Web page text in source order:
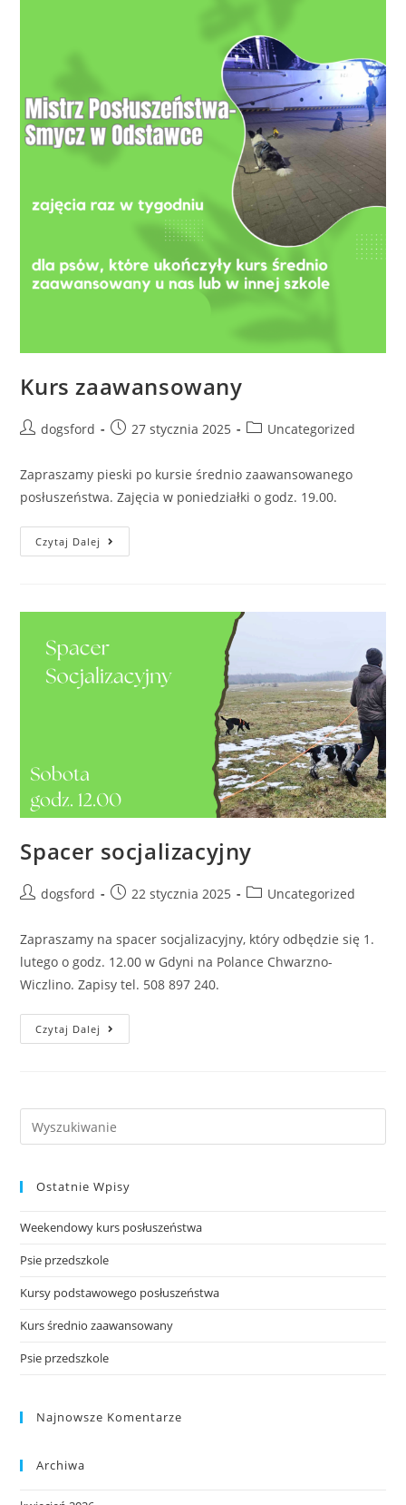
Kurs zaawansowany
Postdogsford
Post27 stycznia 2025
PostUncategorized
Zapraszamy pieski po kursie średnio zaawansowanego
posłuszeństwa. Zajęcia w poniedziałki o godz. 19.00.
Czytaj Dalej Kurs
Zaawansowany
Spacer socjalizacyjny
Postdogsford
Post22 stycznia 2025
PostUncategorized
Zapraszamy na spacer socjalizacyjny, który odbędzie się 1.
lutego o godz. 12.00 w Gdyni na Polance Chwarzno-
Wiczlino. Zapisy tel. 508 897 240.
Czytaj Dalej Spacer
Socjalizacyjny
Search
this
Ostatnie Wpisy
Weekendowy kurs posłuszeństwa
Psie przedszkole
Kursy podstawowego posłuszeństwa
Kurs średnio zaawansowany
Psie przedszkole
Najnowsze Komentarze
Archiwa